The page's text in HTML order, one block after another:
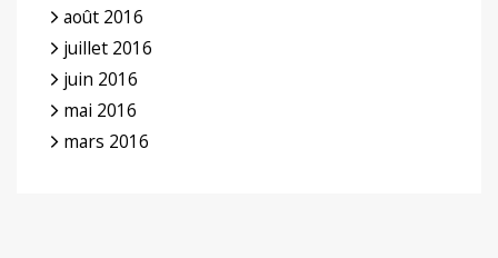
août 2016
juillet 2016
juin 2016
mai 2016
mars 2016